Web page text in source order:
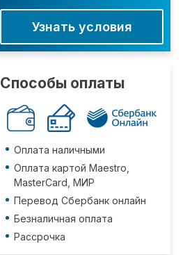
Узнать условия
Способы оплаты
Оплата наличными
Оплата картой Maestro,
MasterCard, МИР
Перевод Сбербанк онлайн
Безналичная оплата
Рассрочка